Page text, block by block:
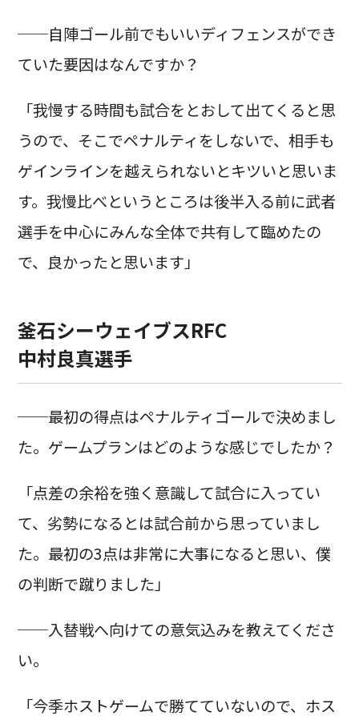
──自陣ゴール前でもいいディフェンスができ
ていた要因はなんですか？
「我慢する時間も試合をとおして出てくると思
うので、そこでペナルティをしないで、相手も
ゲインラインを越えられないとキツいと思いま
す。我慢比べというところは後半入る前に武者
選手を中心にみんな全体で共有して臨めたの
で、良かったと思います」
釜石シーウェイブスRFC
中村良真選手
──最初の得点はペナルティゴールで決めまし
た。ゲームプランはどのような感じでしたか？
「点差の余裕を強く意識して試合に入ってい
て、劣勢になるとは試合前から思っていまし
た。最初の3点は非常に大事になると思い、僕
の判断で蹴りました」
──入替戦へ向けての意気込みを教えてくださ
い。
「今季ホストゲームで勝てていないので、ホス